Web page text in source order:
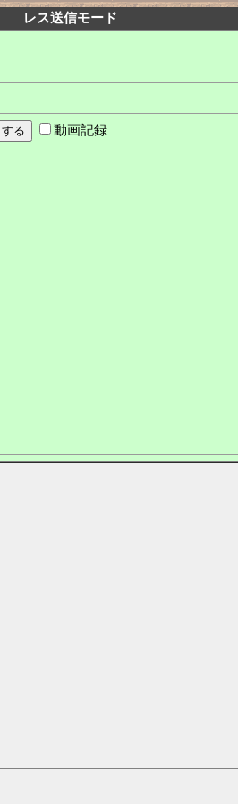
レス送信モード
動画記録